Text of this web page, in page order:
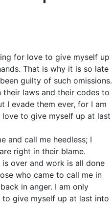
for love to give myself up
That is why it is so late
guilty of such omissions.
their laws and their codes to
I evade them ever, for I am
to give myself up at last
and call me heedless; I
right in their blame.
over and work is all done
who came to call me in
in anger. I am only
give myself up at last into